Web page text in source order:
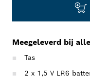
Meegeleverd bij
Tas
2 x 1,5 V LR6